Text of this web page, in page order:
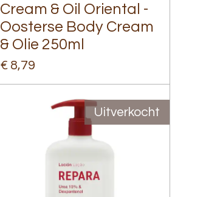
Cream & Oil Oriental -
Oosterse Body Cream
& Olie 250ml
€ 8,79
Uitverkocht